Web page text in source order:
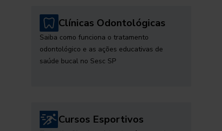
Clínicas Odontológicas
Saiba como funciona o tratamento
odontológico e as ações educativas de
saúde bucal no Sesc SP
Cursos Esportivos